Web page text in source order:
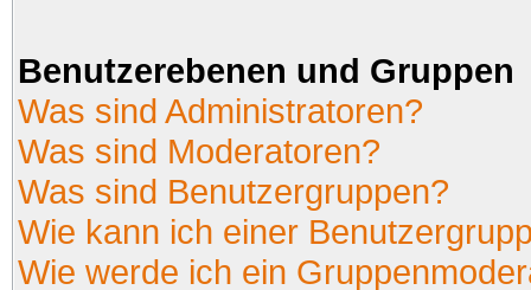
Benutzerebenen und Gruppen
Was sind Administratoren?
Was sind Moderatoren?
Was sind Benutzergruppen?
Wie kann ich einer
Wie werde ich ein